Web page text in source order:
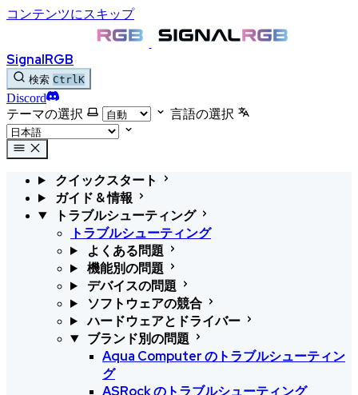
コンテンツにスキップ
SignalRGB
検索 CtrlK
Discord
テーマの選択
言語の選択
クイックスタート
ガイド & 情報
トラブルシューティング
トラブルシューティング
よくある問題
機能別の問題
デバイスの問題
ソフトウェアの競合
ハードウェアとドライバー
ブランド別の問題
Aqua Computer のトラブルシューティン
グ
ASRock のトラブルシューティング